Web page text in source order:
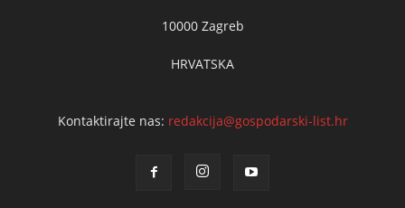
10000 Zagreb
HRVATSKA
Kontaktirajte nas: redakcija@gospodarski-list.hr